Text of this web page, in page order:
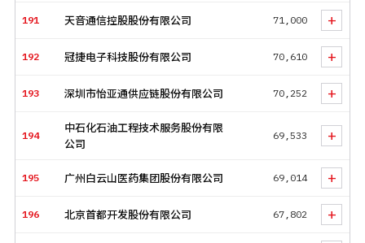
191 天音通信控股股份有限公司 71,000 +
192 冠捷电子科技股份有限公司 70,610 +
193 深圳市怡亚通供应链股份有限公司 70,252 +
194
中石化石油工程技术服务股份有限
公司
69,533 +
195 广州白云山医药集团股份有限公司 69,014 +
196 北京首都开发股份有限公司 67,802 +